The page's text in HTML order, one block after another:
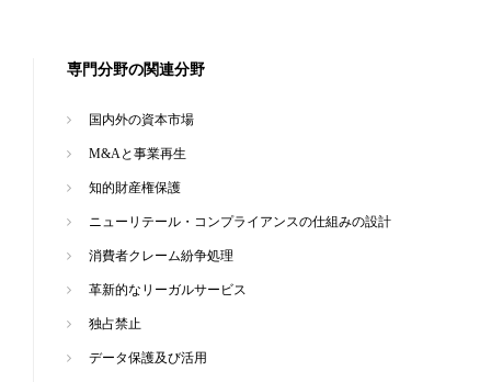
専門分野の関連分野
国内外の資本市場
M&Aと事業再生
知的財産権保護
ニューリテール・コンプライアンスの仕組みの設計
消費者クレーム紛争処理
革新的なリーガルサービス
独占禁止
データ保護及び活用